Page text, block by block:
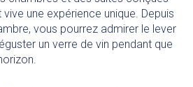
une expérience unique. Depuis
vous pourrez admirer le lever
un verre de vin pendant que